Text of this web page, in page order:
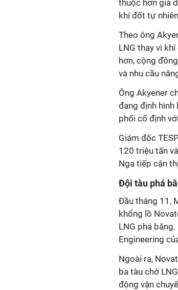
thuộc hơn giá
khí đốt tự
Theo ông
LNG thay vì
hơn, cộng
và nhu cầu
Ông Akyener
đang định hình
phối cố định
Giám đốc
120 triệu tấn
Nga tiếp cận
Đội tàu phá
Đầu tháng 11,
khổng lồ
LNG phá
Engineering
Ngoài ra,
ba tàu chở
động vận